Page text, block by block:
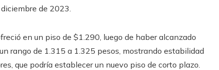
de 2023.
en un piso de $1.290, luego de haber alcanzado
rango de 1.315 a 1.325 pesos, mostrando estabilidad
que podría establecer un nuevo piso de corto plazo.